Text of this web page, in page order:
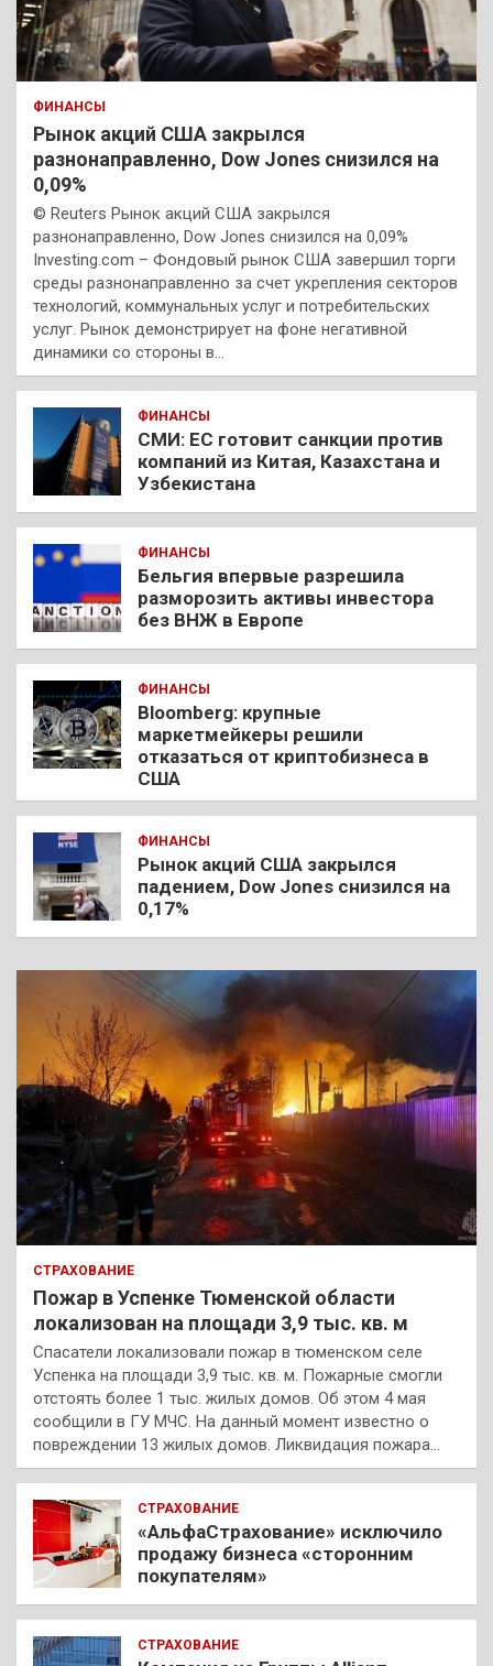
ФИНАНСЫ
Рынок акций США закрылся
разнонаправленно, Dow Jones снизился на
0,09%
© Reuters Рынок акций США закрылся
разнонаправленно, Dow Jones снизился на 0,09%
Investing.com – Фондовый рынок США завершил торги
среды разнонаправленно за счет укрепления секторов
технологий, коммунальных услуг и потребительских
услуг. Рынок демонстрирует на фоне негативной
динамики со стороны в…
ФИНАНСЫ
СМИ: ЕС готовит санкции против
компаний из Китая, Казахстана и
Узбекистана
ФИНАНСЫ
Бельгия впервые разрешила
разморозить активы инвестора
без ВНЖ в Европе
ФИНАНСЫ
Bloomberg: крупные
маркетмейкеры решили
отказаться от криптобизнеса в
США
ФИНАНСЫ
Рынок акций США закрылся
падением, Dow Jones снизился на
0,17%
СТРАХОВАНИЕ
Пожар в Успенке Тюменской области
локализован на площади 3,9 тыс. кв. м
Спасатели локализовали пожар в тюменском селе
Успенка на площади 3,9 тыс. кв. м. Пожарные смогли
отстоять более 1 тыс. жилых домов. Об этом 4 мая
сообщили в ГУ МЧС. На данный момент известно о
повреждении 13 жилых домов. Ликвидация пожара…
СТРАХОВАНИЕ
«АльфаСтрахование» исключило
продажу бизнеса «сторонним
покупателям»
СТРАХОВАНИЕ